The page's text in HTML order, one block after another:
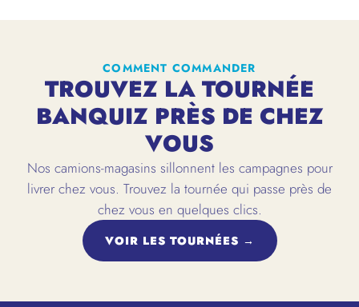
COMMENT COMMANDER
TROUVEZ LA TOURNÉE
BANQUIZ PRÈS DE CHEZ
VOUS
Nos camions-magasins sillonnent les campagnes pour
livrer chez vous. Trouvez la tournée qui passe près de
chez vous en quelques clics.
VOIR LES TOURNÉES →